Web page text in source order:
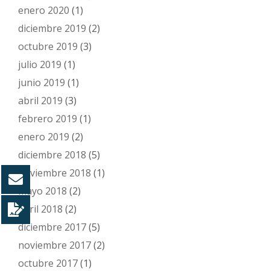
enero 2020 (1)
diciembre 2019 (2)
octubre 2019 (3)
julio 2019 (1)
junio 2019 (1)
abril 2019 (3)
febrero 2019 (1)
enero 2019 (2)
diciembre 2018 (5)
noviembre 2018 (1)
mayo 2018 (2)
abril 2018 (2)
diciembre 2017(5)
noviembre 2017(2)
octubre 2017(1)